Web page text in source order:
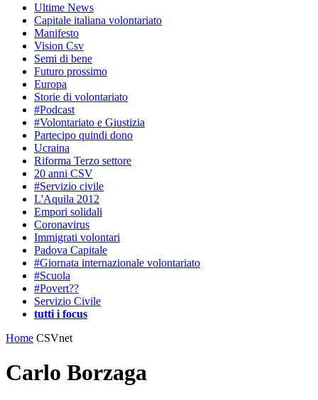
Ultime News
Capitale italiana volontariato
Manifesto
Vision Csv
Semi di bene
Futuro prossimo
Europa
Storie di volontariato
#Podcast
#Volontariato e Giustizia
Partecipo quindi dono
Ucraina
Riforma Terzo settore
20 anni CSV
#Servizio civile
L'Aquila 2012
Empori solidali
Coronavirus
Immigrati volontari
Padova Capitale
#Giornata internazionale volontariato
#Scuola
#Povert??
Servizio Civile
tutti i focus
Home CSVnet
Carlo Borzaga